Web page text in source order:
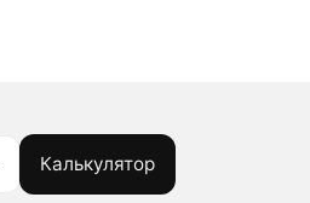
Калькулятор